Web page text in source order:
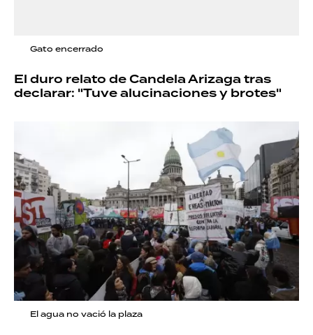
Gato encerrado
El duro relato de Candela Arizaga tras
declarar: "Tuve alucinaciones y brotes"
El agua no vació la plaza